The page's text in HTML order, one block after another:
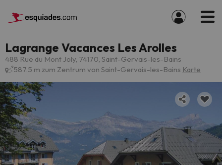
Lagrange Vacances Les Arolles
488 Rue du Mont Joly, 74170, Saint-Gervais-les-Bains
587.5 m zum Zentrum von Saint-Gervais-les-Bains Karte